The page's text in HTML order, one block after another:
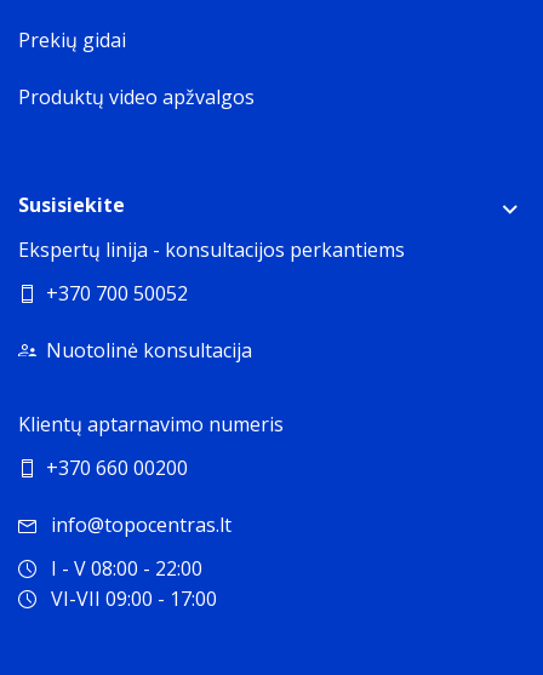
Prekių gidai
Produktų video apžvalgos
Susisiekite
Ekspertų linija - konsultacijos perkantiems
+370 700 50052
Nuotolinė konsultacija
Klientų aptarnavimo numeris
+370 660 00200
info@topocentras.lt
I - V 08:00 - 22:00
VI-VII 09:00 - 17:00